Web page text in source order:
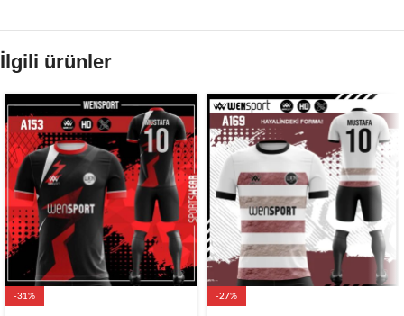
İlgili ürünler
-31% -27%